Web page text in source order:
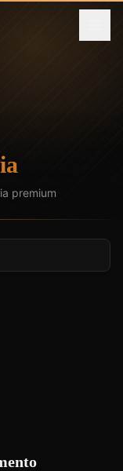
premium